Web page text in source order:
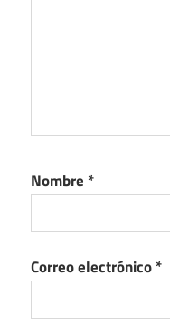
Nombre *
Correo electrónico*